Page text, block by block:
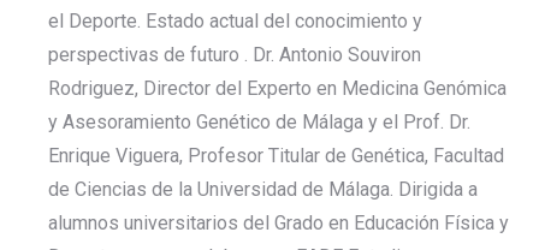
el Deporte. Estado actual del conocimiento y
perspectivas de futuro . Dr. Antonio Souviron
Rodriguez, Director del Experto en Medicina Genómica
y Asesoramiento Genético de Málaga y el Prof. Dr.
Enrique Viguera, Profesor Titular de Genética, Facultad
de Ciencias de la Universidad de Málaga. Dirigida a
alumnos universitarios del Grado en Educación Física y